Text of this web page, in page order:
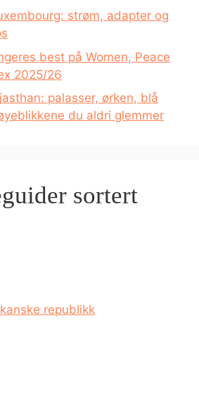
strøm, adapter og
best på Women, Peace
2025/26
palasser, ørken, blå
du aldri glemmer
sortert
republikk